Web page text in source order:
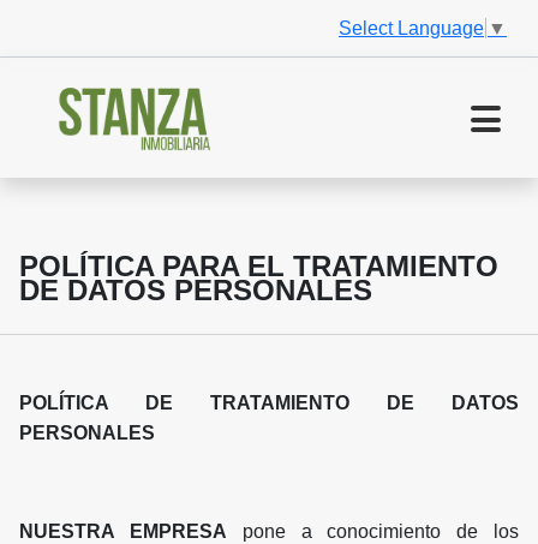
Select Language ▼
POLÍTICA PARA EL TRATAMIENTO
DE DATOS PERSONALES
POLÍTICA DE TRATAMIENTO DE DATOS
PERSONALES
NUESTRA EMPRESA pone a conocimiento de los